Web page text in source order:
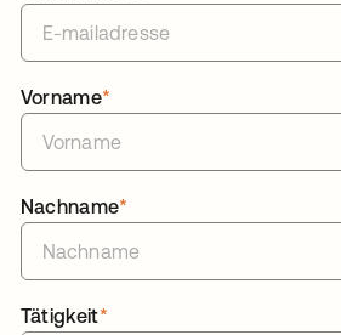
*
Vorname
*
Nachname
*
Tätigkeit